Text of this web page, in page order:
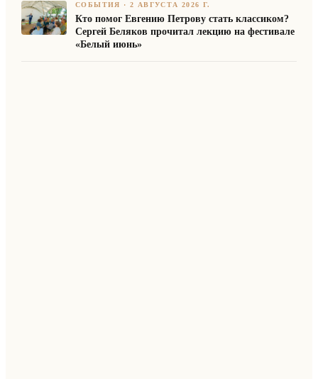
СОБЫТИЯ ·2 АВГУСТА 2026 Г.
Кто помог Евгению Петрову стать классиком?
Сергей Беляков прочитал лекцию на фестивале
«Белый июнь»